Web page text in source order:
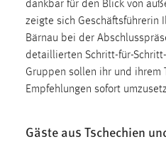
dankbar für den Blick von
zeigte sich Geschäftsführerin
Bärnau bei der
detaillierten Schritt-für-
Gruppen sollen ihr und ihrem
Empfehlungen sofort
Gäste aus Tschechien
Matomo
Name:
_pk_ref, _pk_cvar, _pk_id,
Zweck:
Cookie Laufzeit:
Max. 13 Monate